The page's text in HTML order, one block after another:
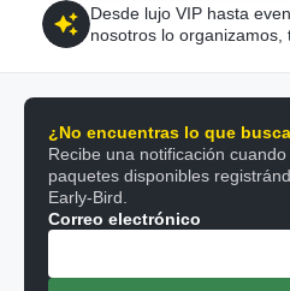
Desde lujo VIP hasta
nosotros lo organizamos,
¿No encuentras lo que
Recibe una notificación
paquetes disponibles
Early-Bird.
Correo electrónico